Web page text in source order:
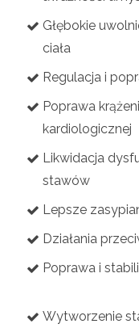
Głębokie
ciała
Regulacja i
Poprawa
kardiologicznej
Likwidacja
stawów
Lepsze
Działania
Poprawa i
Wytworzenie